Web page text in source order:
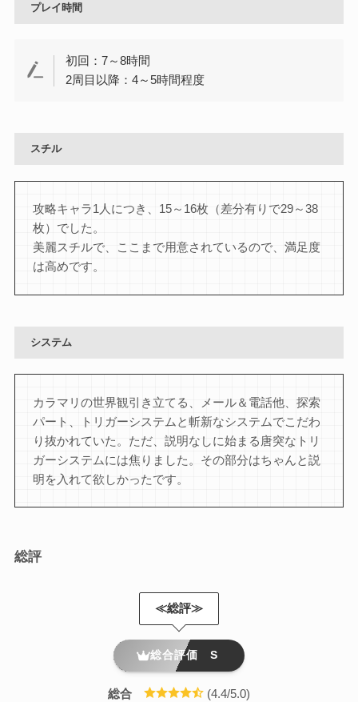
プレイ時間
初回：7～8時間
2周目以降：4～5時間程度
スチル
攻略キャラ1人につき、15～16枚（差分有りで29～38
枚）でした。
美麗スチルで、ここまで用意されているので、満足度
は高めです。
システム
カラマリの世界観引き立てる、メール＆電話他、探索
パート、トリガーシステムと斬新なシステムでこだわ
り抜かれていた。ただ、説明なしに始まる唐突なトリ
ガーシステムには焦りました。その部分はちゃんと説
明を入れて欲しかったです。
総評
≪総評≫
総合評価 S
総合 (4.4/5.0)